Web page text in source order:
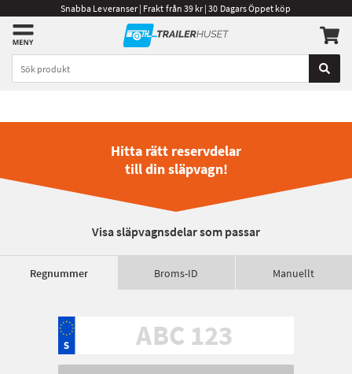
Snabba Leveranser | Frakt från 39 kr | 30 Dagars Öppet köp
Hitta rätt reservdelar
till din släpvagn!
Visa släpvagnsdelar som passar
Regnummer Broms-ID Manuellt